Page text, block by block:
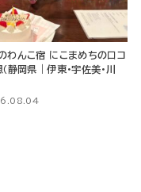
わんこ宿 にこまめちの口コ
（静岡県｜伊東・宇佐美・川